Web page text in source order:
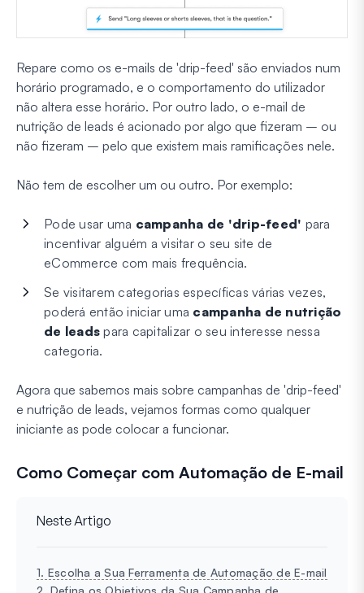
Repare como os e-mails de 'drip-feed' são enviados num
horário programado, e o comportamento do utilizador
não altera esse horário. Por outro lado, o e-mail de
nutrição de leads é acionado por algo que fizeram – ou
não fizeram – pelo que existem mais ramificações nele.
Não tem de escolher um ou outro. Por exemplo:
Pode usar uma campanha de 'drip-feed' para
incentivar alguém a visitar o seu site de
eCommerce com mais frequência.
Se visitarem categorias específicas várias vezes,
poderá então iniciar uma campanha de nutrição
de leads para capitalizar o seu interesse nessa
categoria.
Agora que sabemos mais sobre campanhas de 'drip-feed'
e nutrição de leads, vejamos formas como qualquer
iniciante as pode colocar a funcionar.
Como Começar com Automação de E-mail
Neste Artigo
1. Escolha a Sua Ferramenta de Automação de E-mail